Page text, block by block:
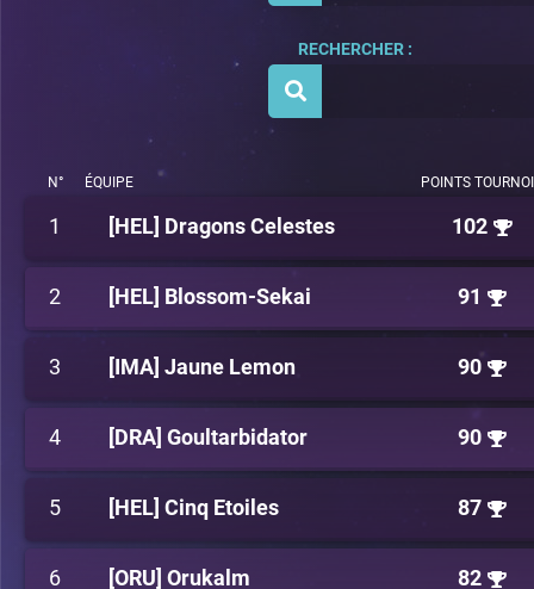
RECHERCHER :
N° ÉQUIPE POINTS
1 [HEL] Dragons Celestes 102
2 [HEL] Blossom-Sekai 91
3 [IMA] Jaune Lemon 90
4 [DRA] Goultarbidator 90
5 [HEL] Cinq Etoiles 87
6 [ORU] Orukalm 82